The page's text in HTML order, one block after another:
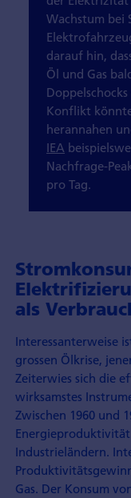
Wachstum bei
darauf hin,
Öl und Gas
Konflikt
herannahen
IEA
Nachfrage-
pro Tag.
als
Interessanterweise
grossen Ölkrise,
Zeiterwies sich die
wirksamstes
Zwischen 1960 und
Industrieländern.
Gas. Der Konsum